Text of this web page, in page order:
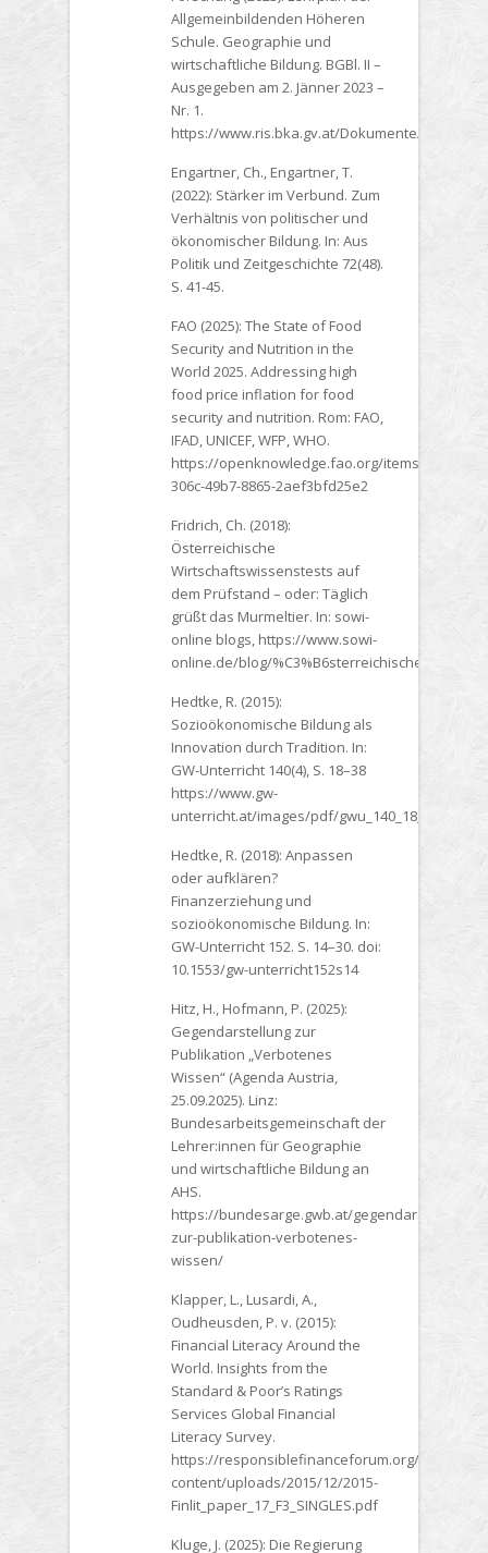
Allgemeinbildenden Höheren
Schule. Geographie und
wirtschaftliche Bildung. BGBl. II –
Ausgegeben am 2. Jänner 2023 –
Nr. 1.
https://www.ris.bka.gv.at/Dokumente/BgblAuth/
Engartner, Ch., Engartner, T.
(2022): Stärker im Verbund. Zum
Verhältnis von politischer und
ökonomischer Bildung. In: Aus
Politik und Zeitgeschichte 72(48).
S. 41-45.
FAO (2025): The State of Food
Security and Nutrition in the
World 2025. Addressing high
food price inflation for food
security and nutrition. Rom: FAO,
IFAD, UNICEF, WFP, WHO.
https://openknowledge.fao.org/items/ea9cebff-
306c-49b7-8865-2aef3bfd25e2
Fridrich, Ch. (2018):
Österreichische
Wirtschaftswissenstests auf
dem Prüfstand – oder: Täglich
grüßt das Murmeltier. In: sowi-
online blogs, https://www.sowi-
online.de/blog/
Hedtke, R. (2015):
Sozioökonomische Bildung als
Innovation durch Tradition. In:
GW-Unterricht 140(4), S. 18–38
https://www.gw-
unterricht.at/images/pdf/
Hedtke, R. (2018): Anpassen
oder aufklären?
Finanzerziehung und
sozioökonomische Bildung. In:
GW-Unterricht 152. S. 14–30. doi:
10.1553/gw-unterricht152s14
Hitz, H., Hofmann, P. (2025):
Gegendarstellung zur
Publikation „Verbotenes
Wissen“ (Agenda Austria,
25.09.2025). Linz:
Bundesarbeitsgemeinschaft der
Lehrer:innen für Geographie
und wirtschaftliche Bildung an
AHS.
https://bundesarge.gwb.at/gegendarstellung-
zur-publikation-verbotenes-
wissen/
Klapper, L., Lusardi, A.,
Oudheusden, P. v. (2015):
Financial Literacy Around the
World. Insights from the
Standard & Poor’s Ratings
Services Global Financial
Literacy Survey.
https://responsiblefinanceforum.org/wp-
content/uploads/2015/12/2015-
Finlit_paper_17_F3_SINGLES.pdf
Kluge, J. (2025): Die Regierung